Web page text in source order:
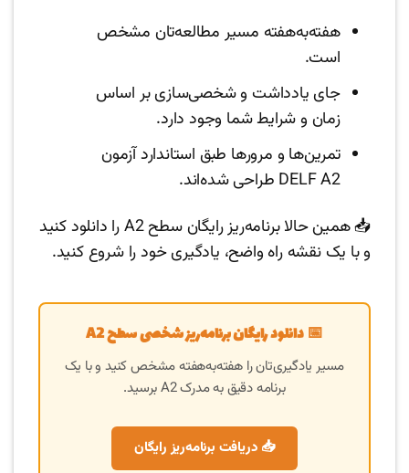
هفته‌به‌هفته مسیر مطالعه‌تان مشخص
است.
جای یادداشت و شخصی‌سازی بر اساس
زمان و شرایط شما وجود دارد.
تمرین‌ها و مرورها طبق استاندارد آزمون
DELF A2 طراحی شده‌اند.
📥 همین حالا برنامه‌ریز رایگان سطح A2 را دانلود کنید
و با یک نقشه راه واضح، یادگیری خود را شروع کنید.
📅 دانلود رایگان برنامه‌ریز شخصی سطح A2
مسیر یادگیری‌تان را هفته‌به‌هفته مشخص کنید و با یک
برنامه دقیق به مدرک A2 برسید.
📥 دریافت برنامه‌ریز رایگان